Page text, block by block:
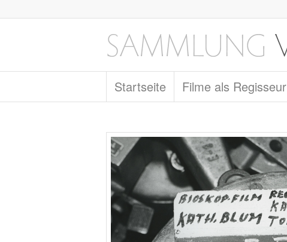
Startseite Filme als Regisseur